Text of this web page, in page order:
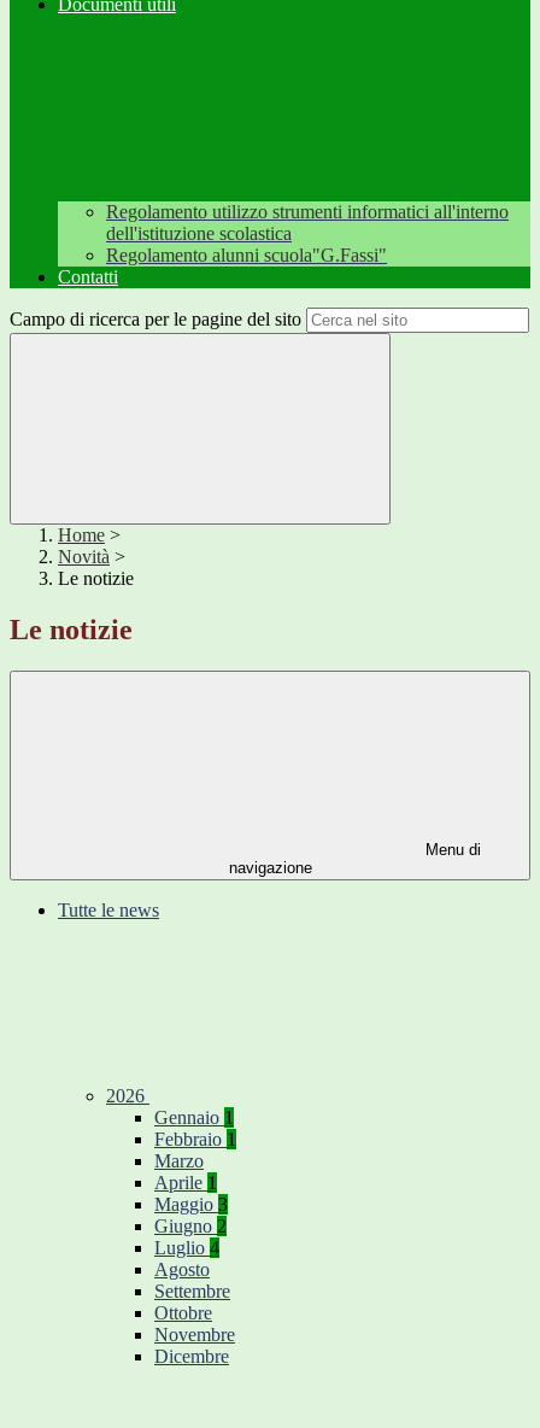
Documenti utili
Regolamento utilizzo strumenti informatici all'interno
dell'istituzione scolastica
Regolamento alunni scuola"G.Fassi"
Contatti
Campo di ricerca per le pagine del sito
Home >
Novità >
Le notizie
Le notizie
Menu di
navigazione
Tutte le news
2026
Gennaio 1
Febbraio 1
Marzo
Aprile 1
Maggio 3
Giugno 2
Luglio 4
Agosto
Settembre
Ottobre
Novembre
Dicembre